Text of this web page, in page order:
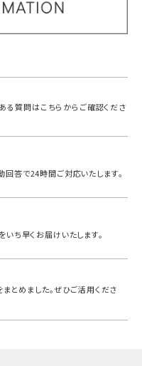
る質問はこちらからご確認くださ
回答で24時間ご対応いたします。
いち早く お届けいたします。
とめました。ぜひご活用くださ